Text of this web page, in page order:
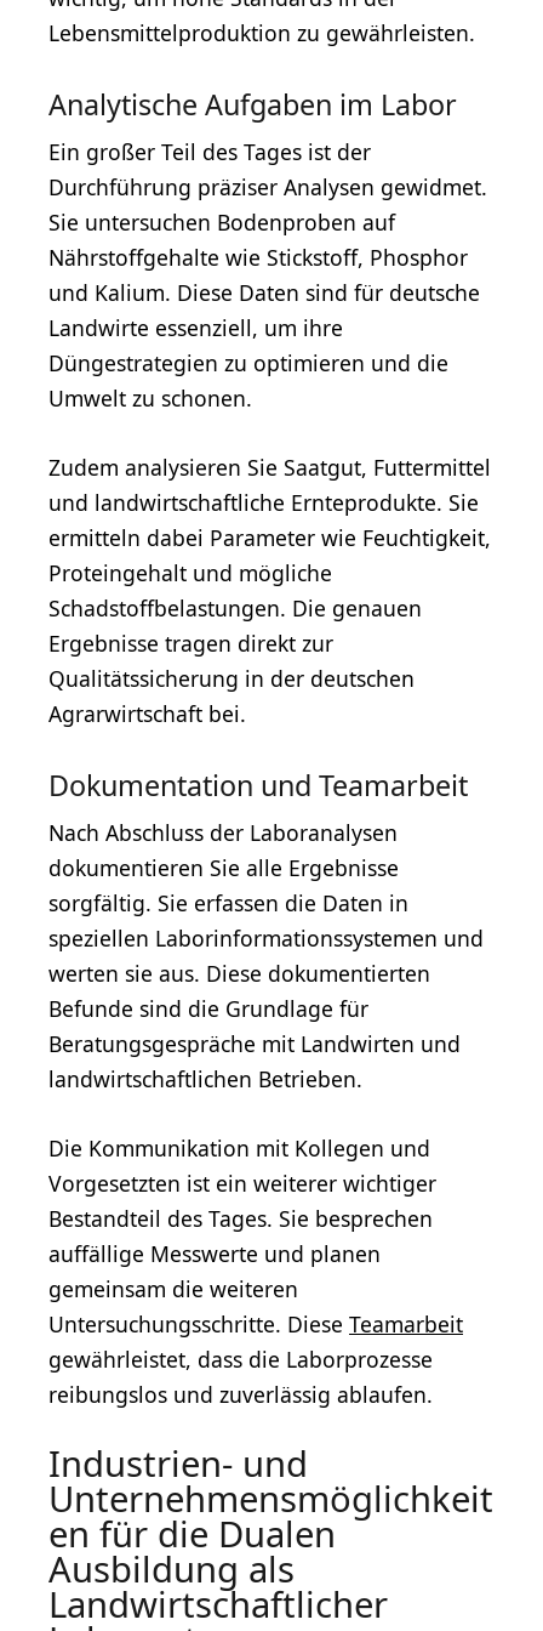
Lebensmittelproduktion zu gewährleisten.
Analytische Aufgaben im Labor
Ein großer Teil des Tages ist der
Durchführung präziser Analysen gewidmet.
Sie untersuchen Bodenproben auf
Nährstoffgehalte wie Stickstoff, Phosphor
und Kalium. Diese Daten sind für deutsche
Landwirte essenziell, um ihre
Düngestrategien zu optimieren und die
Umwelt zu schonen.
Zudem analysieren Sie Saatgut, Futtermittel
und landwirtschaftliche Ernteprodukte. Sie
ermitteln dabei Parameter wie Feuchtigkeit,
Proteingehalt und mögliche
Schadstoffbelastungen. Die genauen
Ergebnisse tragen direkt zur
Qualitätssicherung in der deutschen
Agrarwirtschaft bei.
Dokumentation und Teamarbeit
Nach Abschluss der Laboranalysen
dokumentieren Sie alle Ergebnisse
sorgfältig. Sie erfassen die Daten in
speziellen Laborinformationssystemen und
werten sie aus. Diese dokumentierten
Befunde sind die Grundlage für
Beratungsgespräche mit Landwirten und
landwirtschaftlichen Betrieben.
Die Kommunikation mit Kollegen und
Vorgesetzten ist ein weiterer wichtiger
Bestandteil des Tages. Sie besprechen
auffällige Messwerte und planen
gemeinsam die weiteren
Untersuchungsschritte. Diese Teamarbeit
gewährleistet, dass die Laborprozesse
reibungslos und zuverlässig ablaufen.
Industrien- und
Unternehmensmöglichkeit
en für die Dualen
Ausbildung als
Landwirtschaftlicher